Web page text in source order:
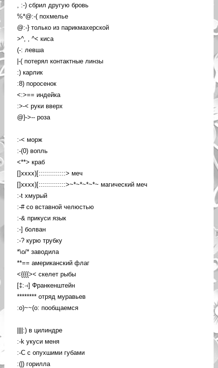
, :-) сбрил другую бровь
%*@:-( похмелье
@:-} только из парикмахерской
>^, , ^< киса
(-: левша
|-( потерял контактные линзы
:) карлик
:8) поросенок
<:>== индейка
:>-< руки вверх
@}->-- роза
:-< морж
:-(0) вопль
<**> краб
[]xxxx)[::::::::::::::> меч
[]xxxx)[::::::::::::::>~*~*~*~*~ магический меч
:-t хмурый
:-# со вставной челюстью
:-& прикуси язык
:-] болван
:-? курю трубку
*\o/* заводила
**== американский флаг
<{{{{>< скелет рыбы
[‡:·‹] Франкенштейн
******** отряд муравьев
:o)~~(o: пообщаемся
||||:) в цилиндре
:-k укуси меня
:-C с опухшими губами
:(|) горилла